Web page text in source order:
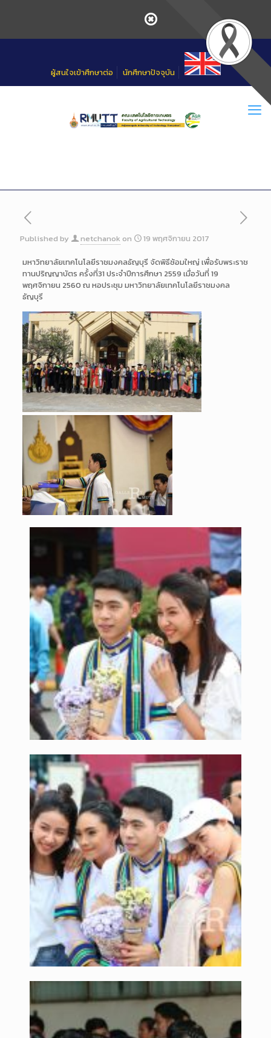
ผู้สนใจเข้าศึกษาต่อ นักศึกษาปัจจุบัน
Published by netchanok on 19 พฤศจิกายน 2017
มหาวิทยาลัยเทคโนโลยีราชมงคลธัญบุรี จัดพิธีซ้อมใหญ่ เพื่อรับพระราช
ทานปริญญาบัตร ครั้งที่31 ประจำปีการศึกษา 2559 เมื่อวันที่ 19
พฤศจิกายน 2560 ณ หอประชุม มหาวิทยาลัยเทคโนโลยีราชมงคล
ธัญบุรี